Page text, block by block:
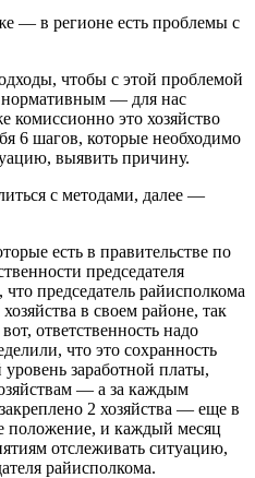
— в регионе есть проблемы с
чтобы с этой проблемой
нормативным — для нас
комиссионно это хозяйство
6 шагов, которые необходимо
выявить причину.
с методами, далее —
есть в правительстве по
председателя
председатель райисполкома
в своем районе, так
ответственность надо
что это сохранность
заработной платы,
— а за каждым
2 хозяйства — еще в
положение, и каждый месяц
отслеживать ситуацию,
райисполкома.